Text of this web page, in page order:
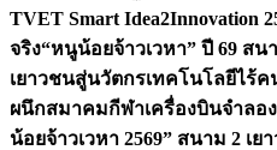
TVET Smart Idea2Innovation
จริง“หนูน้อยจ้าวเวหา” ปี 69 ส
เยาวชนสู่นวัตกรเทคโนโลยีไร้
ผนึกสมาคมกีฬาเครื่องบินจำลอ
น้อยจ้าวเวหา 2569” สนาม 2 เ